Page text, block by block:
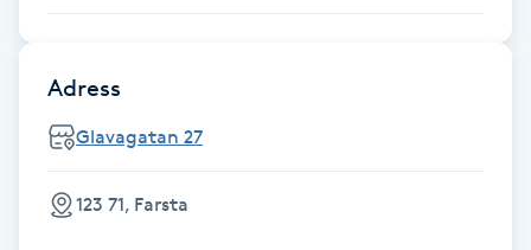
Herrklippning
HIFU
Hollywood Peel
Adress
Glavagatan 27
123 71, Farsta